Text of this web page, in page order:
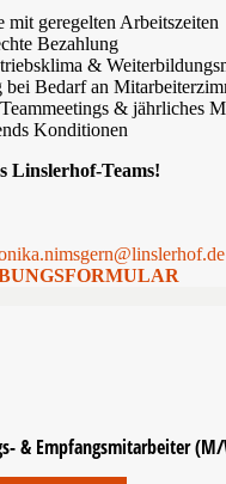
mit geregelten Arbeitszeiten
Bezahlung
&
bei Bedarf an
& jährliches
Konditionen
Linslerhof-Teams!
& Empfangsmitarbeiter